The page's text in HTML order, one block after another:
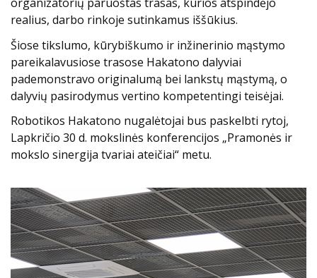
organizatorių paruoštas trasas, kurios atspindėjo
realius, darbo rinkoje sutinkamus iššūkius.
Šiose tikslumo, kūrybiškumo ir inžinerinio mąstymo
pareikalavusiose trasose Hakatono dalyviai
pademonstravo originalumą bei lankstų mąstymą, o
dalyvių pasirodymus vertino kompetentingi teisėjai.
Robotikos Hakatono nugalėtojai bus paskelbti rytoj,
Lapkričio 30 d. mokslinės konferencijos „Pramonės ir
mokslo sinergija tvariai ateičiai“ metu.